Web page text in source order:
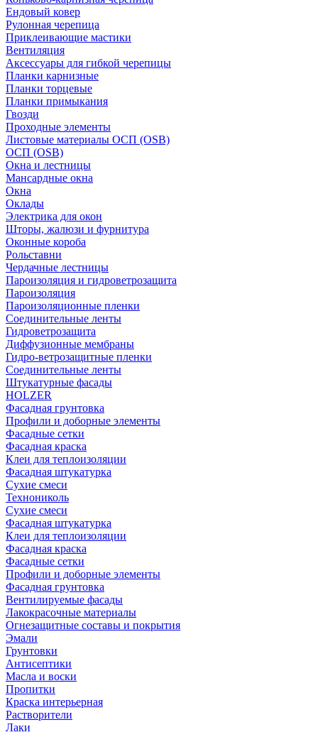
Ендовый ковер
Рулонная черепица
Приклеивающие мастики
Вентиляция
Аксессуары для гибкой черепицы
Планки карнизные
Планки торцевые
Планки примыкания
Гвозди
Проходные элементы
Листовые материалы ОСП (OSB)
ОСП (OSB)
Окна и лестницы
Мансардные окна
Окна
Оклады
Электрика для окон
Шторы, жалюзи и фурнитура
Оконные короба
Рольставни
Чердачные лестницы
Пароизоляция и гидроветрозащита
Пароизоляция
Пароизоляционные пленки
Соединительные ленты
Гидроветрозащита
Диффузионные мембраны
Гидро-ветрозащитные пленки
Соединительные ленты
Штукатурные фасады
HOLZER
Фасадная грунтовка
Профили и доборные элементы
Фасадные сетки
Фасадная краска
Клеи для теплоизоляции
Фасадная штукатурка
Сухие смеси
Технониколь
Сухие смеси
Фасадная штукатурка
Клеи для теплоизоляции
Фасадная краска
Фасадные сетки
Профили и доборные элементы
Фасадная грунтовка
Вентилируемые фасады
Лакокрасочные материалы
Огнезащитные составы и покрытия
Эмали
Грунтовки
Антисептики
Масла и воски
Пропитки
Краска интерьерная
Растворители
Лаки